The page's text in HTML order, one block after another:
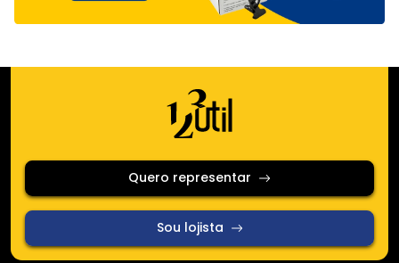
Quero representar
Sou lojista